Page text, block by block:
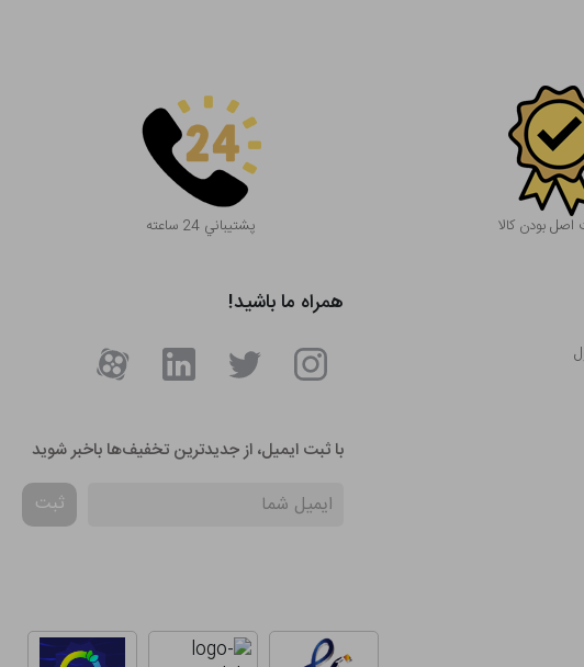
بودن کالا پشتيباني 24 ساعته
همراه ما باشید!
با ثبت ایمیل، از جدید‌ترین تخفیف‌ها با‌خبر شوید
ثبت